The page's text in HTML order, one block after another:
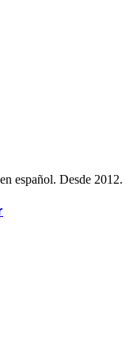
español. Desde 2012.